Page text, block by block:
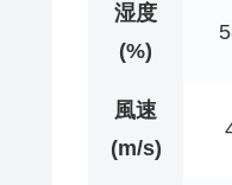
湿度
(%)
風速
(m/s)